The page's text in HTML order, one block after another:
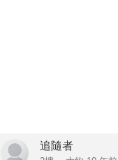
追隨者